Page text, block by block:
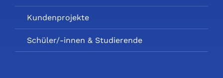
Kundenprojekte
Schüler/-innen & Studierende